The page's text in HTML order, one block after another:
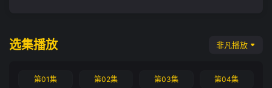
选集播放 非凡播放
第01集 第02集 第03集 第04集